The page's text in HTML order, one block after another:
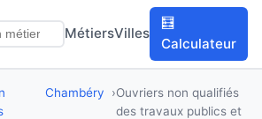
MétiersVilles
🧮
Calculateur
Chambéry
Ouvriers non qualifiés
des travaux publics et